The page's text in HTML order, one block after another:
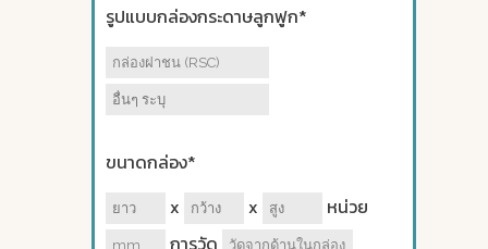
รูปแบบกล่องกระดาษลูกฟูก*
ขนาดกล่อง*
x
x
หน่วย
การวัด